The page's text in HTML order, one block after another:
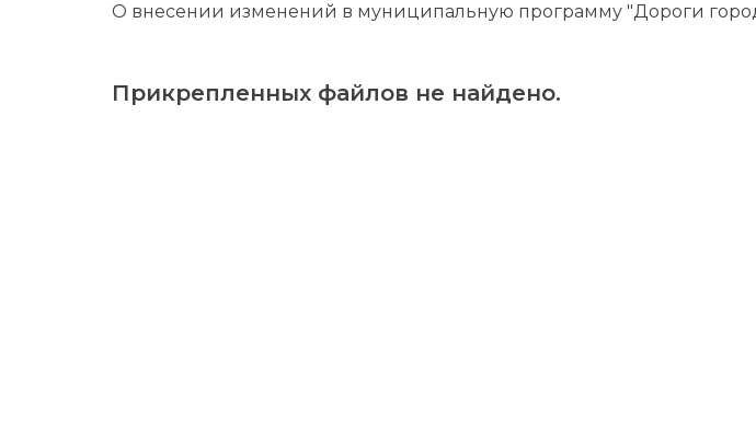
О внесении изменений в муниципальную программу "Дороги
Прикрепленных файлов не найдено.